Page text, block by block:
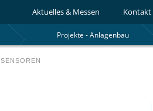
Aktuelles & Messen Kontakt
Projekte - Anlagenbau
SENSOREN